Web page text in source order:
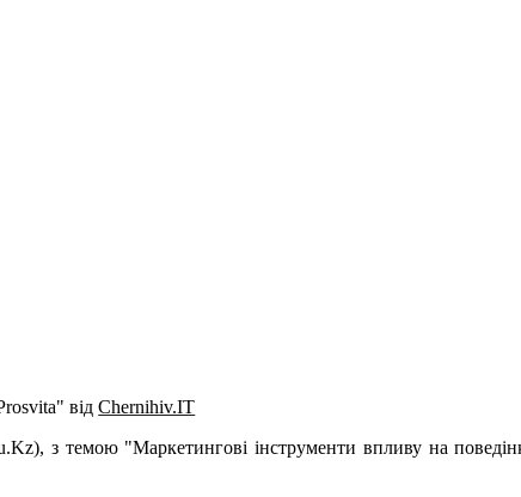
відChernihiv.IT
з темою "Маркетингові інструменти впливу на